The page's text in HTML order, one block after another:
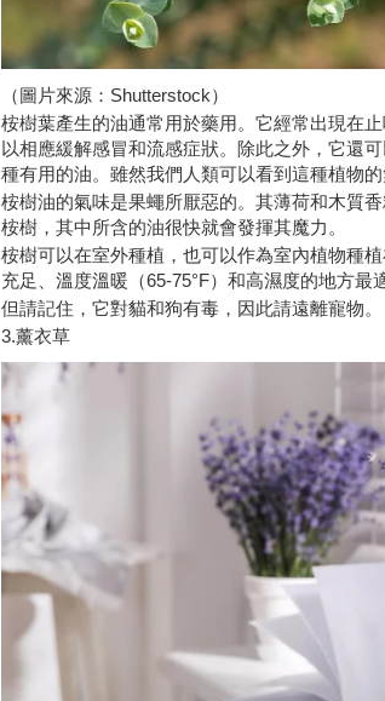
（圖片來源：Shutterstock）
桉樹葉產生的油通常用於藥用。它經常出現在
以相應緩解感冒和流感症狀。除此之外，它還
種有用的油。雖然我們人類可以看到這種植物
桉樹油的氣味是果蠅所厭惡的。其薄荷和木質
桉樹，其中所含的油很快就會發揮其魔力。
桉樹可以在室外種植，也可以作為室內植物種
充足、溫度溫暖（65-75°F）和高濕度的地方最
但請記住，它對貓和狗有毒，因此請遠離寵物。
3.薰衣草